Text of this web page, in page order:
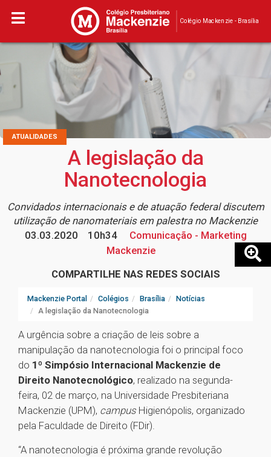
Colégio Mackenzie - Brasília
ATUALIDADES
A legislação da
Nanotecnologia
Convidados internacionais e de atuação federal discutem
utilização de nanomateriais em palestra no Mackenzie
03.03.2020
10h34
Comunicação - Marketing
Mackenzie
COMPARTILHE NAS REDES SOCIAIS
Mackenzie Portal Colégios Brasília
Notícias
A legislação da Nanotecnologia
A urgência sobre a criação de leis sobre a
manipulação da nanotecnologia foi o principal foco
do 1º Simpósio Internacional Mackenzie de
Direito Nanotecnológico, realizado na segunda-
feira, 02 de março, na Universidade Presbiteriana
Mackenzie (UPM), campus Higienópolis, organizado
pela Faculdade de Direito (FDir).
“A nanotecnologia é próxima grande revolução